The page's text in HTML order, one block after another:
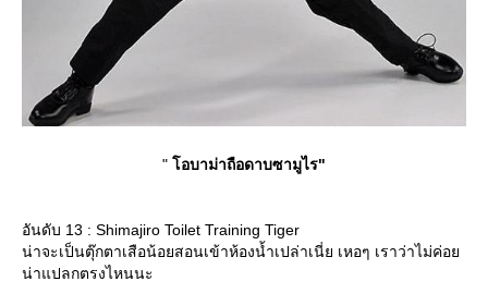
" อบาม่าถือดาบซามูไร"
อันดับ 13 : Shimajiro Toilet Training Tiger
น่าจะเป็นตุ๊กตาเสือน้อยสอนเข้าห้องน้ำเปล่าเนี่ย เหอๆ เราว่าไม่ค่อ
น่าแปลกตรงไหนนะ